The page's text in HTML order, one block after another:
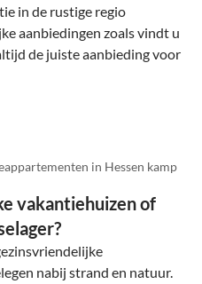
in de rustige regio
aanbiedingen zoals vindt u
de juiste aanbieding voor
in Hessen kamp
vakantiehuizen of
nabij strand en natuur.